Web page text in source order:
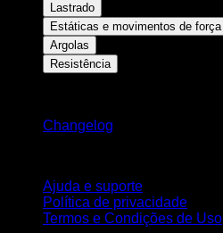
Lastrado
Estáticas e movimentos de força
Argolas
Resistência
Changelog
Ajuda e suporte
Política de privacidade
Termos e Condições de Uso